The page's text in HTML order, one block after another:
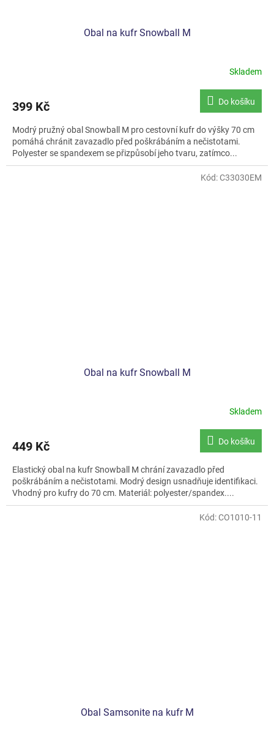
Obal na kufr Snowball M
Skladem
399 Kč Do košíku
Modrý pružný obal Snowball M pro cestovní kufr do výšky 70 cm
pomáhá chránit zavazadlo před poškrábáním a nečistotami.
Polyester se spandexem se přizpůsobí jeho tvaru, zatímco...
Obal na kufr Snowball M
Skladem
449 Kč Do košíku
Elastický obal na kufr Snowball M chrání zavazadlo před
poškrábáním a nečistotami. Modrý design usnadňuje identifikaci.
Vhodný pro kufry do 70 cm. Materiál: polyester/spandex....
Kód:C33030EM
Obal Samsonite na kufr M
Kód:CO1010-11